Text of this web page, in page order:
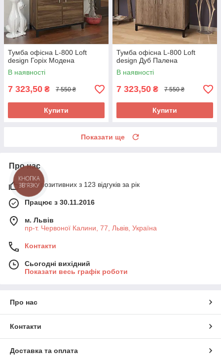
Тумба офісна L-800 Loft
design Горіх Модена
В наявності
7 323,50 ₴ 7 550 ₴
Купити
Тумба офісна L-800 Loft
design Дуб Палена
В наявності
7 323,50 ₴ 7 550 ₴
Купити
Показати ще
Про нас
95% позитивних з 123 відгуків за рік
Працює з 30.11.2016
м. Львів
пр-т. Червоної Калини, 77, Львів, Україна
Контакти
Сьогодні вихідний
Показати весь графік роботи
Про нас
Контакти
Доставка та оплата